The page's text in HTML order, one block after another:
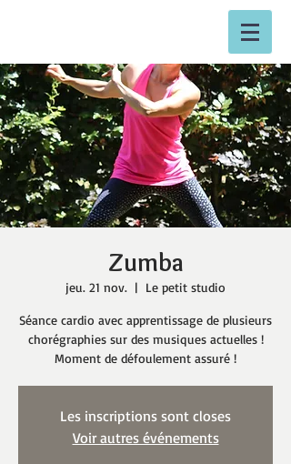
Zumba
jeu. 21 nov.
  |
Le petit studio
Séance cardio avec apprentissage de plusieurs
chorégraphies sur des musiques actuelles !
Moment de défoulement assuré !
Les inscriptions sont closes
Voir autres événements